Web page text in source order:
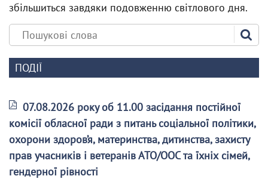
збільшиться завдяки подовженню світлового дня.
ПОДІЇ
07.08.2026 року об 11.00 засідання постійної
комісії обласної ради з питань соціальної політики,
охорони здоров’я, материнства, дитинства, захисту
прав учасників і ветеранів АТО/ООС та їхніх сімей,
гендерної рівності